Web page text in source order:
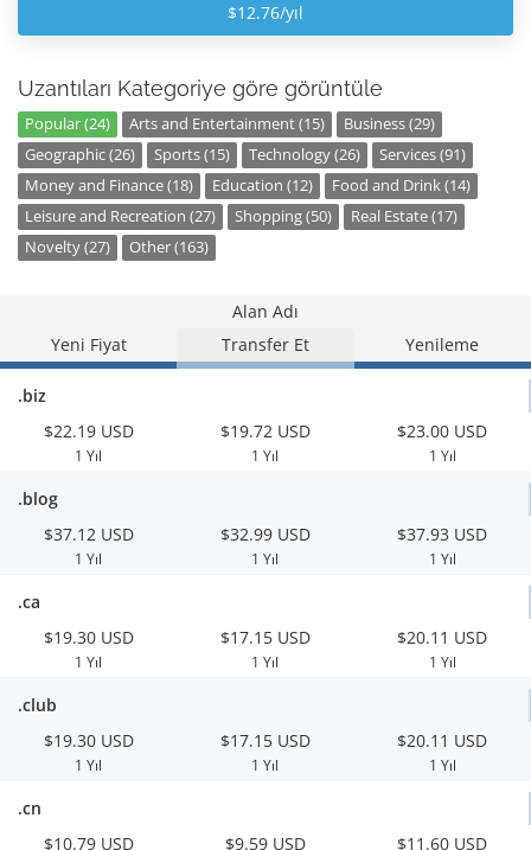
$12.76/yıl
Uzantıları Kategoriye göre görüntüle
Popular (24) Arts and Entertainment (15)
Business (29)
Geographic (26)
Sports (15) Technology (26)
Services (91)
Money and Finance (18)
Education (12)
Food and Drink (14)
Leisure and Recreation (27)
Shopping (50)
Real Estate (17)
Novelty (27)
Other (163)
Alan Adı
Yeni Fiyat
Transfer Et Yenileme
.biz
$22.19 USD
1 Yıl
$19.72 USD
1 Yıl
$23.00 USD
1 Yıl
.blog
$37.12 USD
1 Yıl
$32.99 USD
1 Yıl
$37.93 USD
1 Yıl
.ca
$19.30 USD
1 Yıl
$17.15 USD
1 Yıl
$20.11 USD
1 Yıl
.club
$19.30 USD
1 Yıl
$17.15 USD
1 Yıl
$20.11 USD
1 Yıl
.cn
$10.79 USD
$9.59 USD $11.60 USD